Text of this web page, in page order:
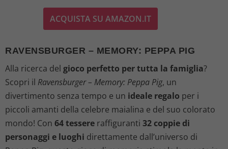
ACQUISTA SU AMAZON.IT
RAVENSBURGER – MEMORY: PEPPA PIG
Alla ricerca del gioco perfetto per tutta la famiglia?
Scopri il Ravensburger – Memory: Peppa Pig, un
divertimento senza tempo e un ideale regalo per i
piccoli amanti della celebre maialina e del suo colorato
mondo! Con 64 tessere raffiguranti 32 coppie di
personaggi e luoghi direttamente dall’universo di